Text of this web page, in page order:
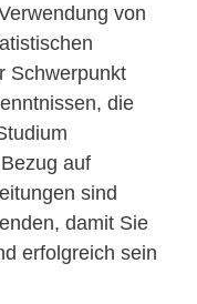
von
Schwerpunkt
die
auf
sind
damit Sie
erfolgreich sein